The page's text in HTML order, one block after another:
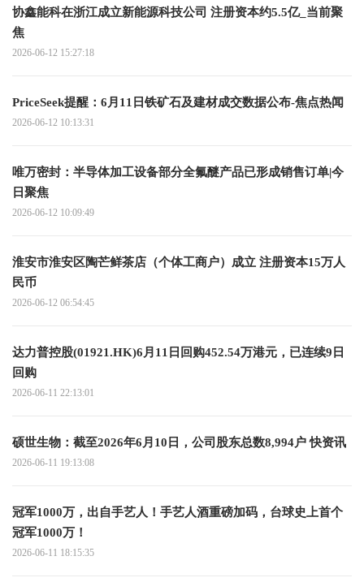
协鑫能科在浙江成立新能源科技公司 注册资本约5.5亿_当前聚
焦
2026-06-12 15:27:18
PriceSeek提醒：6月11日铁矿石及建材成交数据公布-焦点热闻
2026-06-12 10:13:31
唯万密封：半导体加工设备部分全氟醚产品已形成销售订单|今
日聚焦
2026-06-12 10:09:49
淮安市淮安区陶芒鲜茶店（个体工商户）成立 注册资本15万人
民币
2026-06-12 06:54:45
达力普控股(01921.HK)6月11日回购452.54万港元，已连续9日
回购
2026-06-11 22:13:01
硕世生物：截至2026年6月10日，公司股东总数8,994户 快资讯
2026-06-11 19:13:08
冠军1000万，出自手艺人！手艺人酒重磅加码，台球史上首个
冠军1000万！
2026-06-11 18:15:35